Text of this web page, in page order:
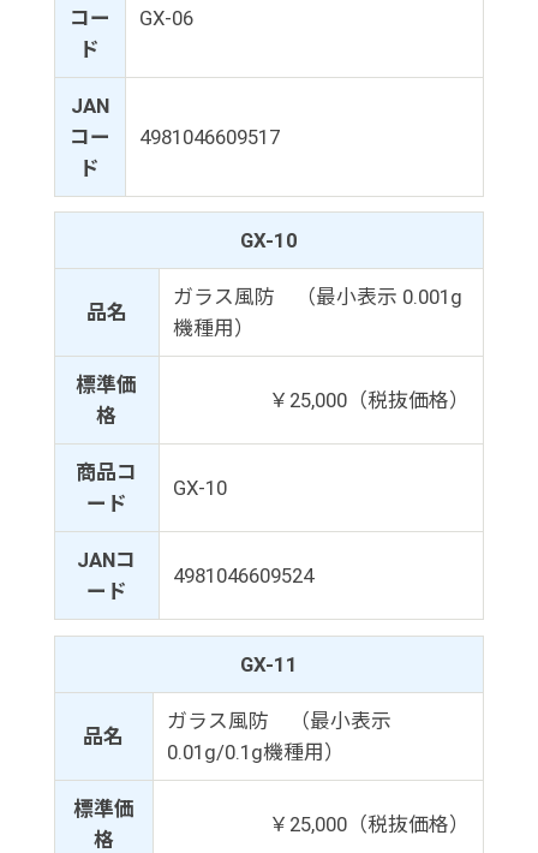
コー
ド
GX-06
JAN
コー
ド
4981046609517
GX-10
品名
ガラス風防 （最小表示 0.001g
機種用）
標準価
格
￥25,000（税抜価格）
商品コ
ード
GX-10
JANコ
ード
4981046609524
GX-11
品名
ガラス風防 （最小表示
0.01g/0.1g機種用）
標準価
格
￥25,000（税抜価格）